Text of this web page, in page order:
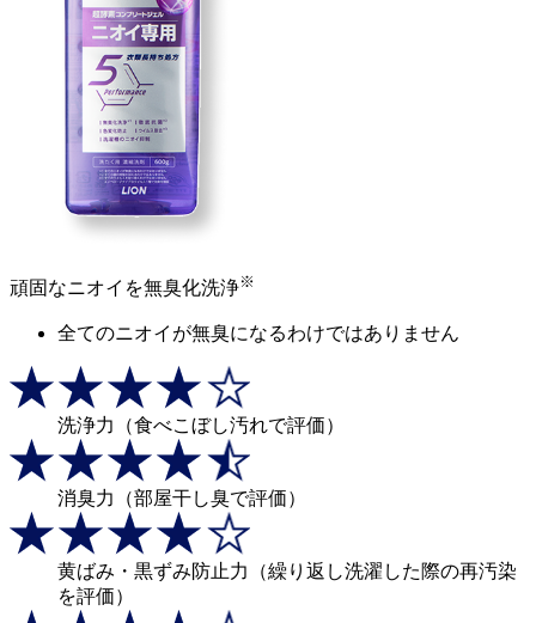
頑固なニオイ を無臭化洗浄※
全てのニオイが無臭になるわけではありません
洗浄力 （食べこぼし汚れで評価）
消臭力 （部屋干し臭で評価）
黄ばみ・黒ずみ防止力
（繰り返し洗濯した際の再汚染
を評価）